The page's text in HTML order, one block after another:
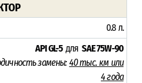
0.8 л.
API GL-5 дляSAE 75W-90
замены: 40 тыс. км или
4 года